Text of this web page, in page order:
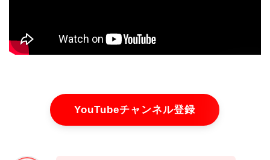
YouTubeチャンネル登録